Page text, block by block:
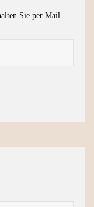
Sie per Mail